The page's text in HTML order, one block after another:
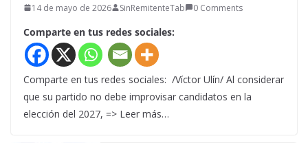
14 de mayo de 2026 SinRemitenteTab 0 Comments
Comparte en tus redes sociales:
Comparte en tus redes sociales: /Víctor Ulín/ Al considerar
que su partido no debe improvisar candidatos en la
elección del 2027, => Leer más…